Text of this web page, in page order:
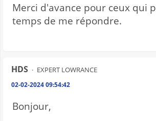
Merci d'avance pour ceux qui
temps de me répondre.
HDS EXPERT LOWRANCE
02-02-2024 09:54:42
Bonjour,